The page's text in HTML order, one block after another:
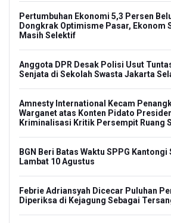
Pertumbuhan Ekonomi 5,3 Persen
Dongkrak Optimisme Pasar, Ekonom
Masih Selektif
Anggota DPR Desak Polisi Usut
Senjata di Sekolah Swasta Jakarta
Amnesty International Kecam
Warganet atas Konten Pidato
Kriminalisasi Kritik Persempit Ruang
BGN Beri Batas Waktu SPPG Kantongi
Lambat 10 Agustus
Febrie Adriansyah Dicecar Puluhan
Diperiksa di Kejagung Sebagai